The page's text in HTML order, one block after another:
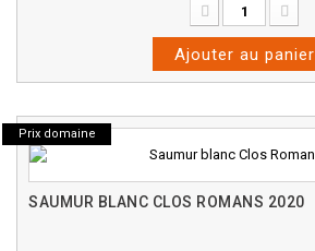
Ajouter au panier
Prix domaine
SAUMUR BLANC CLOS ROMANS 2020